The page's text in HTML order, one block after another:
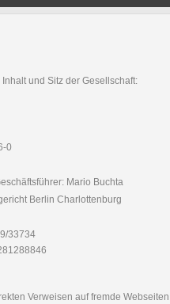
und Sitz der Gesellschaft:
0
Mario Buchta
Berlin Charlottenburg
33734
Verweisen auf fremde